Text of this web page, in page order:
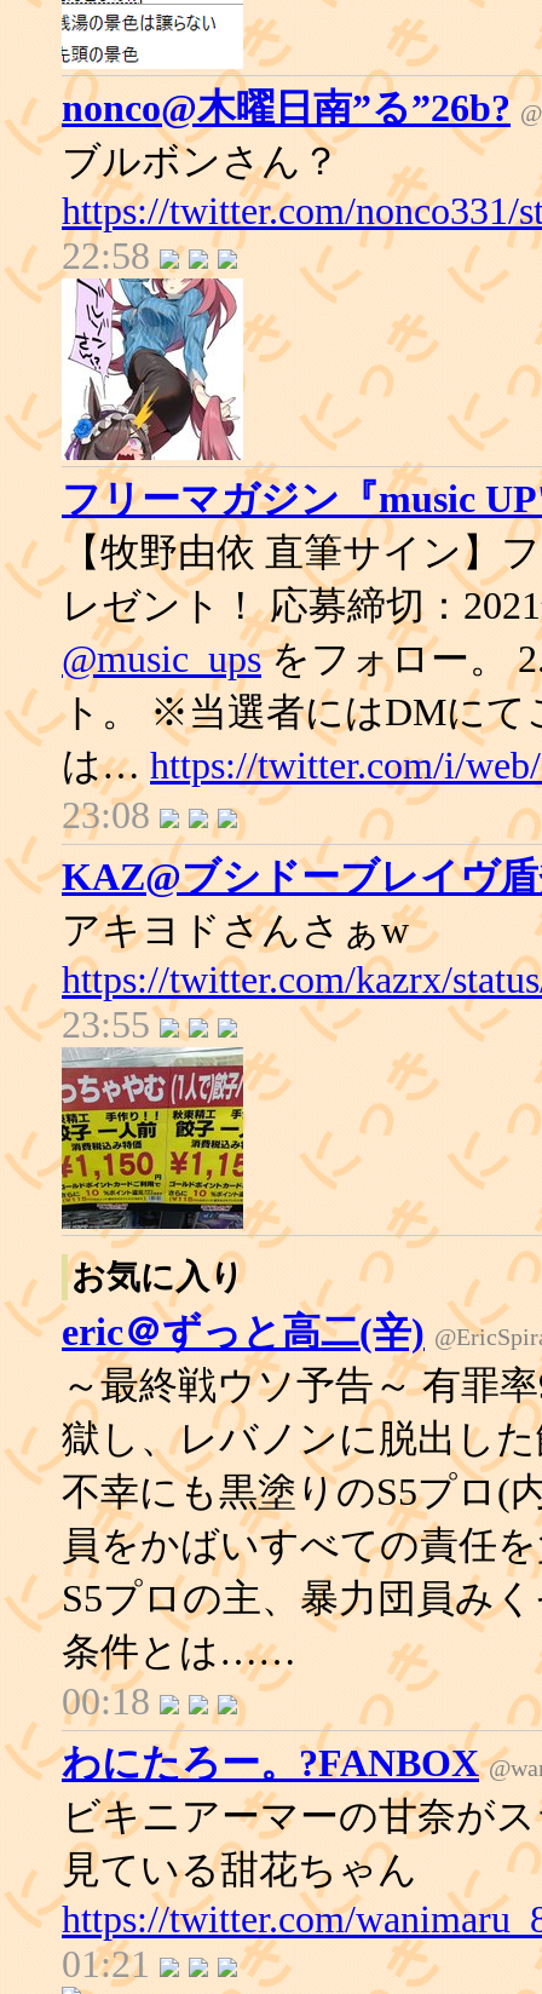
nonco@木曜日南”る”26b?
ブルボンさん？
https://twitter.com/nonco331/
22:58
フリーマガジン『music
【牧野由依 直筆サイン】
レゼント！ 応募締切：
@music_upsをフォロー。
ト。 ※当選者にはDMにて
は… https://twitter.com/i/
23:08
KAZ@ブシドーブレイヴ
アキヨドさんさぁw
https://twitter.com/kazrx/
23:55
お気に入り
eric＠ずっと高二(辛)
～最終戦ウソ予告～ 有罪
獄し、レバノンに脱出し
不幸にも黒塗りのS5プロ(
員をかばいすべての責任
S5プロの主、暴力団員み
条件とは……
00:18
わにたろー。?FANBOX
ビキニアーマーの甘奈が
見ている甜花ちゃん
https://twitter.com/
01:21